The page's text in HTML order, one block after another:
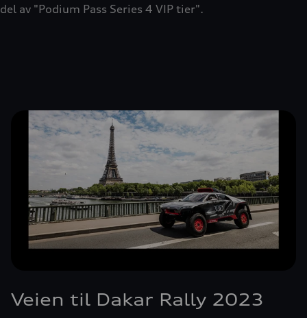
del av "Podium Pass Series 4 VIP tier".
Veien til Dakar Rally 2023